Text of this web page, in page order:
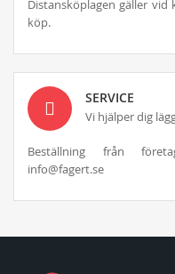
Distansköplagen gäller
köp.
SERVICE
Vi hjälper dig
Beställning från
info@fagert.se